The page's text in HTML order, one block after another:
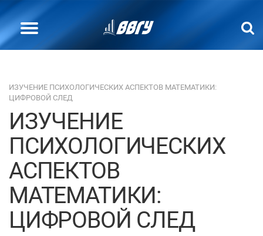
ИЗУЧЕНИЕ ПСИХОЛОГИЧЕСКИХ АСПЕКТОВ МАТЕМАТИКИ:
ЦИФРОВОЙ СЛЕД
ИЗУЧЕНИЕ
ПСИХОЛОГИЧЕСКИХ
АСПЕКТОВ
МАТЕМАТИКИ:
ЦИФРОВОЙ СЛЕД